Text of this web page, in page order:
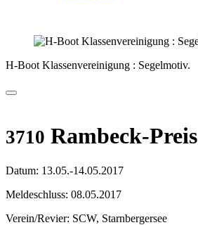
H-Boot Klassenvereinigung : Segelmotiv.
3710 Rambeck-Preis
Datum: 13.05.-14.05.2017
Meldeschluss: 08.05.2017
Verein/Revier: SCW, Starnbergersee